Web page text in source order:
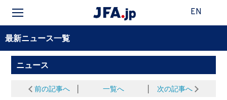
EN
最新ニュース一覧
ニュース
前の記事へ 一覧へ 次の記事へ